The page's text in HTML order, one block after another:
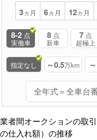
3ヵ月 6ヵ月 12ヵ月
8-2 点
実働車
8 点
新車
7 点
超極上
指定なし ～0.5万km
業者間オークションの取
の仕入れ額）の推移